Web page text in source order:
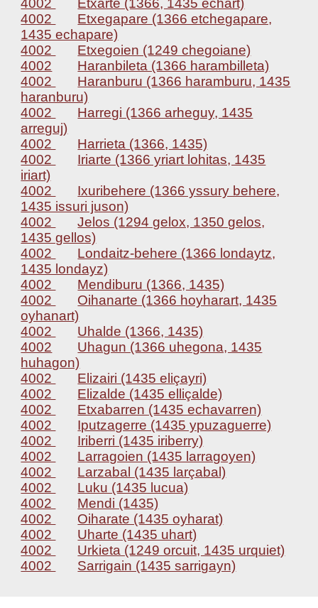
4002
Etxarte (1366, 1435 echart)
4002
Etxegapare (1366 etchegapare,
1435 echapare)
4002
Etxegoien (1249 chegoiane)
4002
Haranbileta (1366 harambilleta)
4002
Haranburu (1366 haramburu, 1435
haranburu)
4002
Harregi (1366 arheguy, 1435
arreguj)
4002
Harrieta (1366, 1435)
4002
Iriarte (1366 yriart lohitas, 1435
iriart)
4002
Ixuribehere (1366 yssury behere,
1435 issuri juson)
4002
Jelos (1294 gelox, 1350 gelos,
1435 gellos)
4002
Londaitz-behere (1366 londaytz,
1435 londayz)
4002
Mendiburu (1366, 1435)
4002
Oihanarte (1366 hoyharart, 1435
oyhanart)
4002
Uhalde (1366, 1435)
4002
Uhagun (1366 uhegona, 1435
huhagon)
4002
Elizairi (1435 eliçayri)
4002
Elizalde (1435 elliçalde)
4002
Etxabarren (1435 echavarren)
4002
Iputzagerre (1435 ypuzaguerre)
4002
Iriberri (1435 iriberry)
4002
Larragoien (1435 larragoyen)
4002
Larzabal (1435 larçabal)
4002
Luku (1435 lucua)
4002
Mendi (1435)
4002
Oiharate (1435 oyharat)
4002
Uharte (1435 uhart)
4002
Urkieta (1249 orcuit, 1435 urquiet)
4002
Sarrigain (1435 sarrigayn)